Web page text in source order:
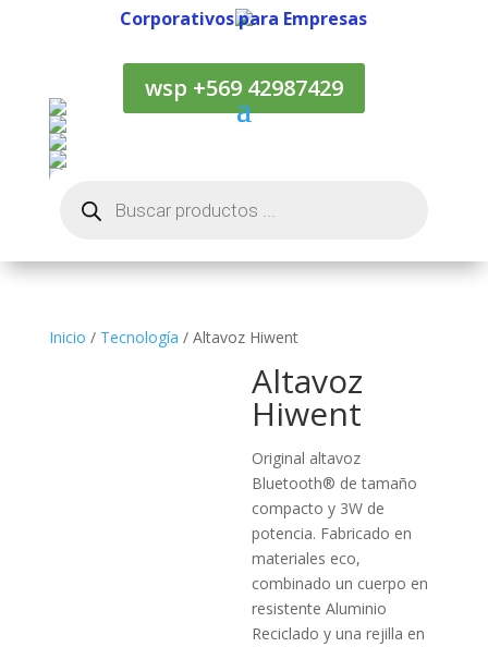
Corporativos para Empresas
wsp +569 42987429
productos
Inicio / Tecnología / Altavoz Hiwent
Altavoz
Hiwent
Original altavoz
Bluetooth® de tamaño
compacto y 3W de
potencia. Fabricado en
materiales eco,
combinado un cuerpo en
resistente Aluminio
Reciclado y una rejilla en